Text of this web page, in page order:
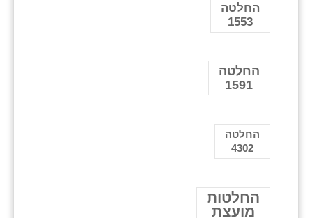
החלטה
1553
החלטה
1591
החלטה
4302
החלטות
מועצת